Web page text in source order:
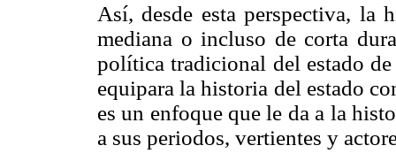
Así, desde esta perspectiva, la
mediana o incluso de corta
política tradicional del estado
equipara la historia del estado
es un enfoque que le da a la
a sus periodos, vertientes y